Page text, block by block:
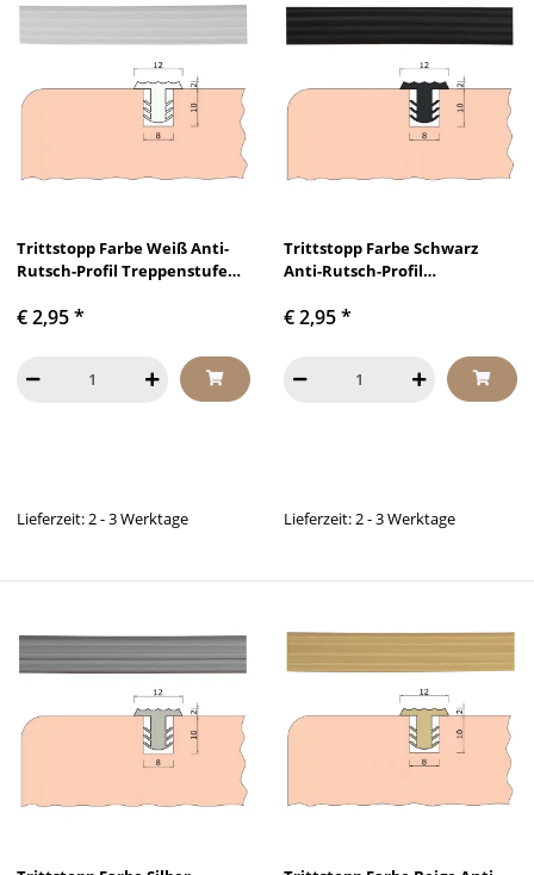
Trittstopp Farbe Weiß Anti-
Rutsch-Profil Treppenstufen
Rutschgummi
€ 2,95*
Lieferzeit: 2 - 3 Werktage
Trittstopp Farbe Schwarz
Anti-Rutsch-Profil
und Rutschgummi
€ 2,95*
Lieferzeit: 2 - 3 Werktage